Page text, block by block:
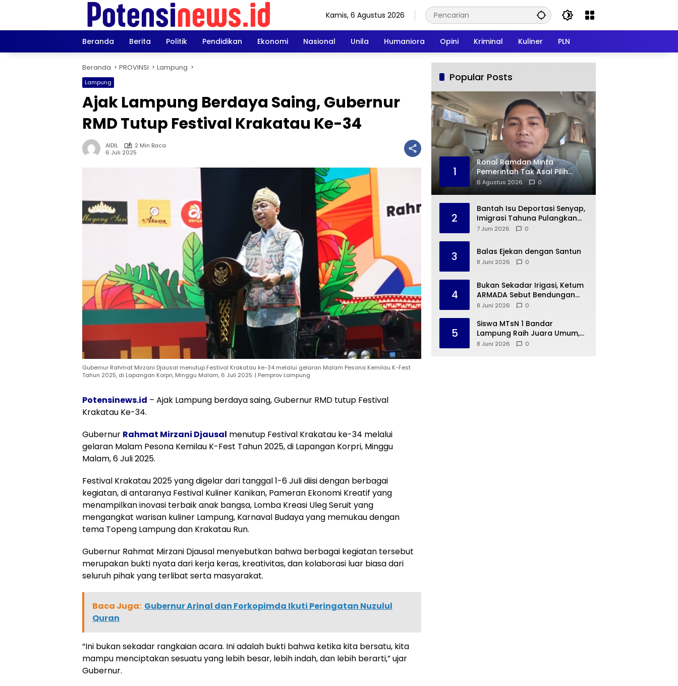
Kamis, 6 Agustus 2026
Beranda Berita Politik Pendidikan Ekonomi Nasional Unila Humaniora Opini Kriminal Kuliner PLN
Beranda PROVINSI Lampung
Lampung
Ajak Lampung Berdaya Saing, Gubernur
RMD Tutup Festival Krakatau Ke-34
AIDIL
2 Min Baca
6 Juli 2025
Gubernur Rahmat Mirzani Djausal menutup Festival Krakatau ke-34 melalui gelaran Malam Pesona Kemilau K-Fest
Tahun 2025, di Lapangan Korpri, Minggu Malam, 6 Juli 2025. | Pemprov Lampung
Potensinews.id – Ajak Lampung berdaya saing, Gubernur RMD tutup Festival
Krakatau Ke-34.
Gubernur Rahmat Mirzani Djausal menutup Festival Krakatau ke-34 melalui
gelaran Malam Pesona Kemilau K-Fest Tahun 2025, di Lapangan Korpri, Minggu
Malam, 6 Juli 2025.
Festival Krakatau 2025 yang digelar dari tanggal 1-6 Juli diisi dengan berbagai
kegiatan, di antaranya Festival Kuliner Kanikan, Pameran Ekonomi Kreatif yang
menampilkan inovasi terbaik anak bangsa, Lomba Kreasi Uleg Seruit yang
mengangkat warisan kuliner Lampung, Karnaval Budaya yang memukau dengan
tema Topeng Lampung dan Krakatau Run.
Gubernur Rahmat Mirzani Djausal menyebutkan bahwa berbagai kegiatan tersebut
merupakan bukti nyata dari kerja keras, kreativitas, dan kolaborasi luar biasa dari
seluruh pihak yang terlibat serta masyarakat.
Baca Juga: Gubernur Arinal dan Forkopimda Ikuti Peringatan Nuzulul
Quran
“Ini bukan sekadar rangkaian acara. Ini adalah bukti bahwa ketika kita bersatu, kita
mampu menciptakan sesuatu yang lebih besar, lebih indah, dan lebih berarti,” ujar
Gubernur.
Popular Posts
1
Ronal Ramdan Minta
Pemerintah Tak Asal Pilih
Kontraktor, Kualitas
Infrastruktur Jadi Taruhan
6 Agustus 2026 0
2
Bantah Isu Deportasi Senyap,
Imigrasi Tahuna Pulangkan
Dua Warga Negara Cina ke
7 Juni 2026 0
3 Balas Ejekan dengan Santun
8 Juni 2026 0
4
Bukan Sekadar Irigasi, Ketum
ARMADA Sebut Bendungan
Way Rarem Cetak Sejarah
8 Juni 2026 0
5
Siswa MTsN 1 Bandar
Lampung Raih Juara Umum,
Terima Apresiasi dari
8 Juni 2026 0